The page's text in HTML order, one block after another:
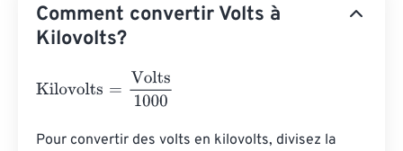
Comment convertir Volts à
Kilovolts?
Kilovolts= 1000
Pour convertir des volts en kilovolts, divisez la